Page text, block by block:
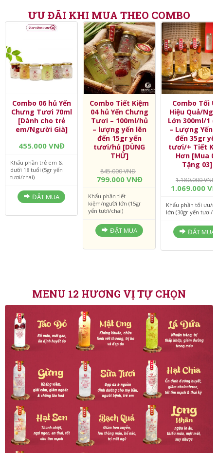
ƯU ĐÃI KHI MUA THEO COMBO
Combo 06 hủ Yến
[Dành cho trẻ
455.000 VNĐ
Khẩu phần trẻ em &
dưới 18 tuổi (5gr yến
tươi/chai)
Combo Tiết Kiệm
04 hủ Yến Chưng
Tươi – 100ml/hủ
– lượng yến lên
tươi/hủ [DÙNG
THỬ]
845.000 VNĐ
799.000 VNĐ
Khẩu phần tiết
kiệm/người lớn (15gr
yến tươi/chai)
Combo Tối
Hiệu Quả/
Lớn 300ml/1
– Lượng Yến
đến 35gr
Hơn [Mua
Tặng 03]
1.180.000 VNĐ
1.069.000
Khẩu phần tối ưu/
lớn (30gr yến tươi/
MENU 12 HƯƠNG VỊ TỰ CHỌN